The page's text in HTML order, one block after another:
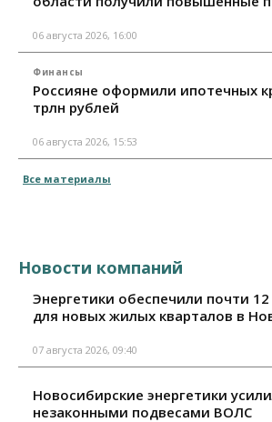
06 августа 2026, 16:00
Финансы
Россияне оформили ипотечных
трлн рублей
06 августа 2026, 15:53
Все материалы
Новости компаний
Энергетики обеспечили почти
для новых жилых кварталов в
07 августа 2026, 09:40
Новосибирские энергетики
незаконными подвесами ВОЛС